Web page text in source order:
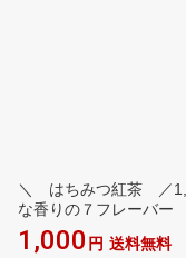
＼ はちみつ紅茶 ／
な香りの７フレーバー
1,000 円 送料無料